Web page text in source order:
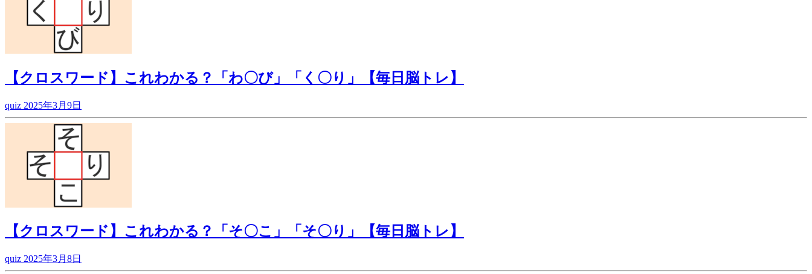
【クロスワード】これわかる？「わ〇び」「く〇り」【毎日脳トレ】
quiz 2025年3月9日
【クロスワード】これわかる？「そ〇こ」「そ〇り」【毎日脳トレ】
quiz 2025年3月8日